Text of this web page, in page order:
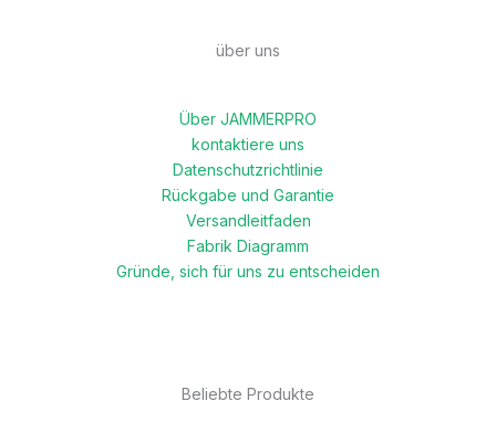
über uns
Über JAMMERPRO
kontaktiere uns
Datenschutzrichtlinie
Rückgabe und Garantie
Versandleitfaden
Fabrik Diagramm
Gründe, sich für uns zu entscheiden
Beliebte Produkte